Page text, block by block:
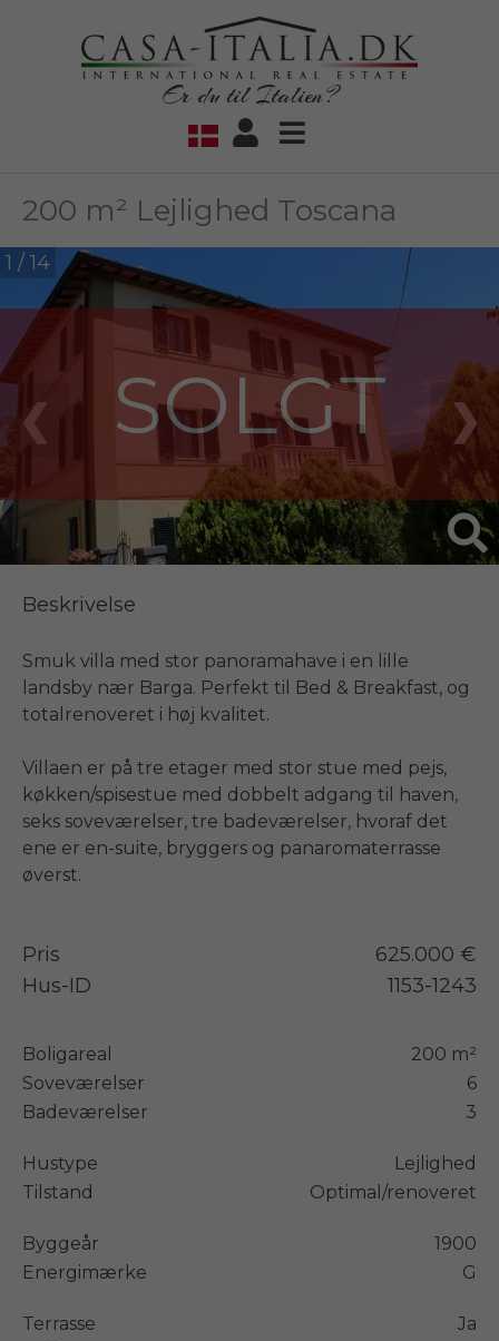
Er du til Italien?
200 m² Lejlighed Toscana
SOLGT
1 / 14
❮ ❯
Beskrivelse
Smuk villa med stor panoramahave i en lille
landsby nær Barga. Perfekt til Bed & Breakfast, og
totalrenoveret i høj kvalitet.
Villaen er på tre etager med stor stue med pejs,
køkken/spisestue med dobbelt adgang til haven,
seks soveværelser, tre badeværelser, hvoraf det
ene er en-suite, bryggers og panaromaterrasse
øverst.
Pris
625.000 €
Hus-ID
1153-1243
Boligareal
200 m²
Soveværelser
6
Badeværelser
3
Hustype
Lejlighed
Tilstand
Optimal/renoveret
Byggeår
1900
Energimærke
G
Terrasse
Ja